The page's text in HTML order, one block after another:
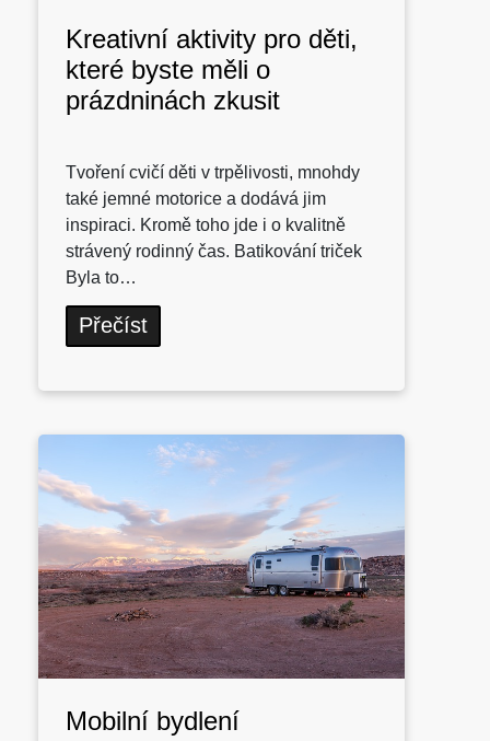
Kreativní aktivity pro děti,
které byste měli o
prázdninách zkusit
Tvoření cvičí děti v trpělivosti, mnohdy
také jemné motorice a dodává jim
inspiraci. Kromě toho jde i o kvalitně
strávený rodinný čas. Batikování triček
Byla to…
Přečíst
Mobilní bydlení